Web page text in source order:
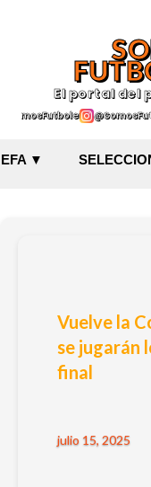
El portal del
▼
Vuelve la
se jugarán
final
julio 15, 2025